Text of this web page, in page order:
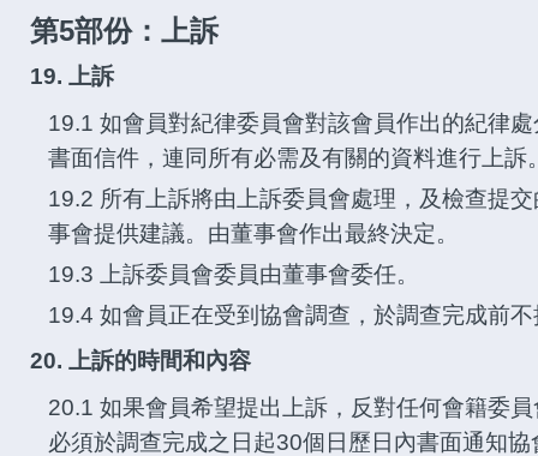
第5部份：上訴
19. 上訴
19.1 如會員對紀律委員會對該會員作出的紀律
書面信件，連同所有必需及有關的資料進行上訴
19.2 所有上訴將由上訴委員會處理，及檢查提
事​​會提供建議。由董事會作出最終決定。
19.3 上訴委員會委員由董事會委任。
19.4 如會員正在受到協會調查，於調查完成前
20. 上訴的時間和內容
20.1 如果會員希望提出上訴，反對任何會籍委
必須於調查完成之日起30個日歷日內書面通知